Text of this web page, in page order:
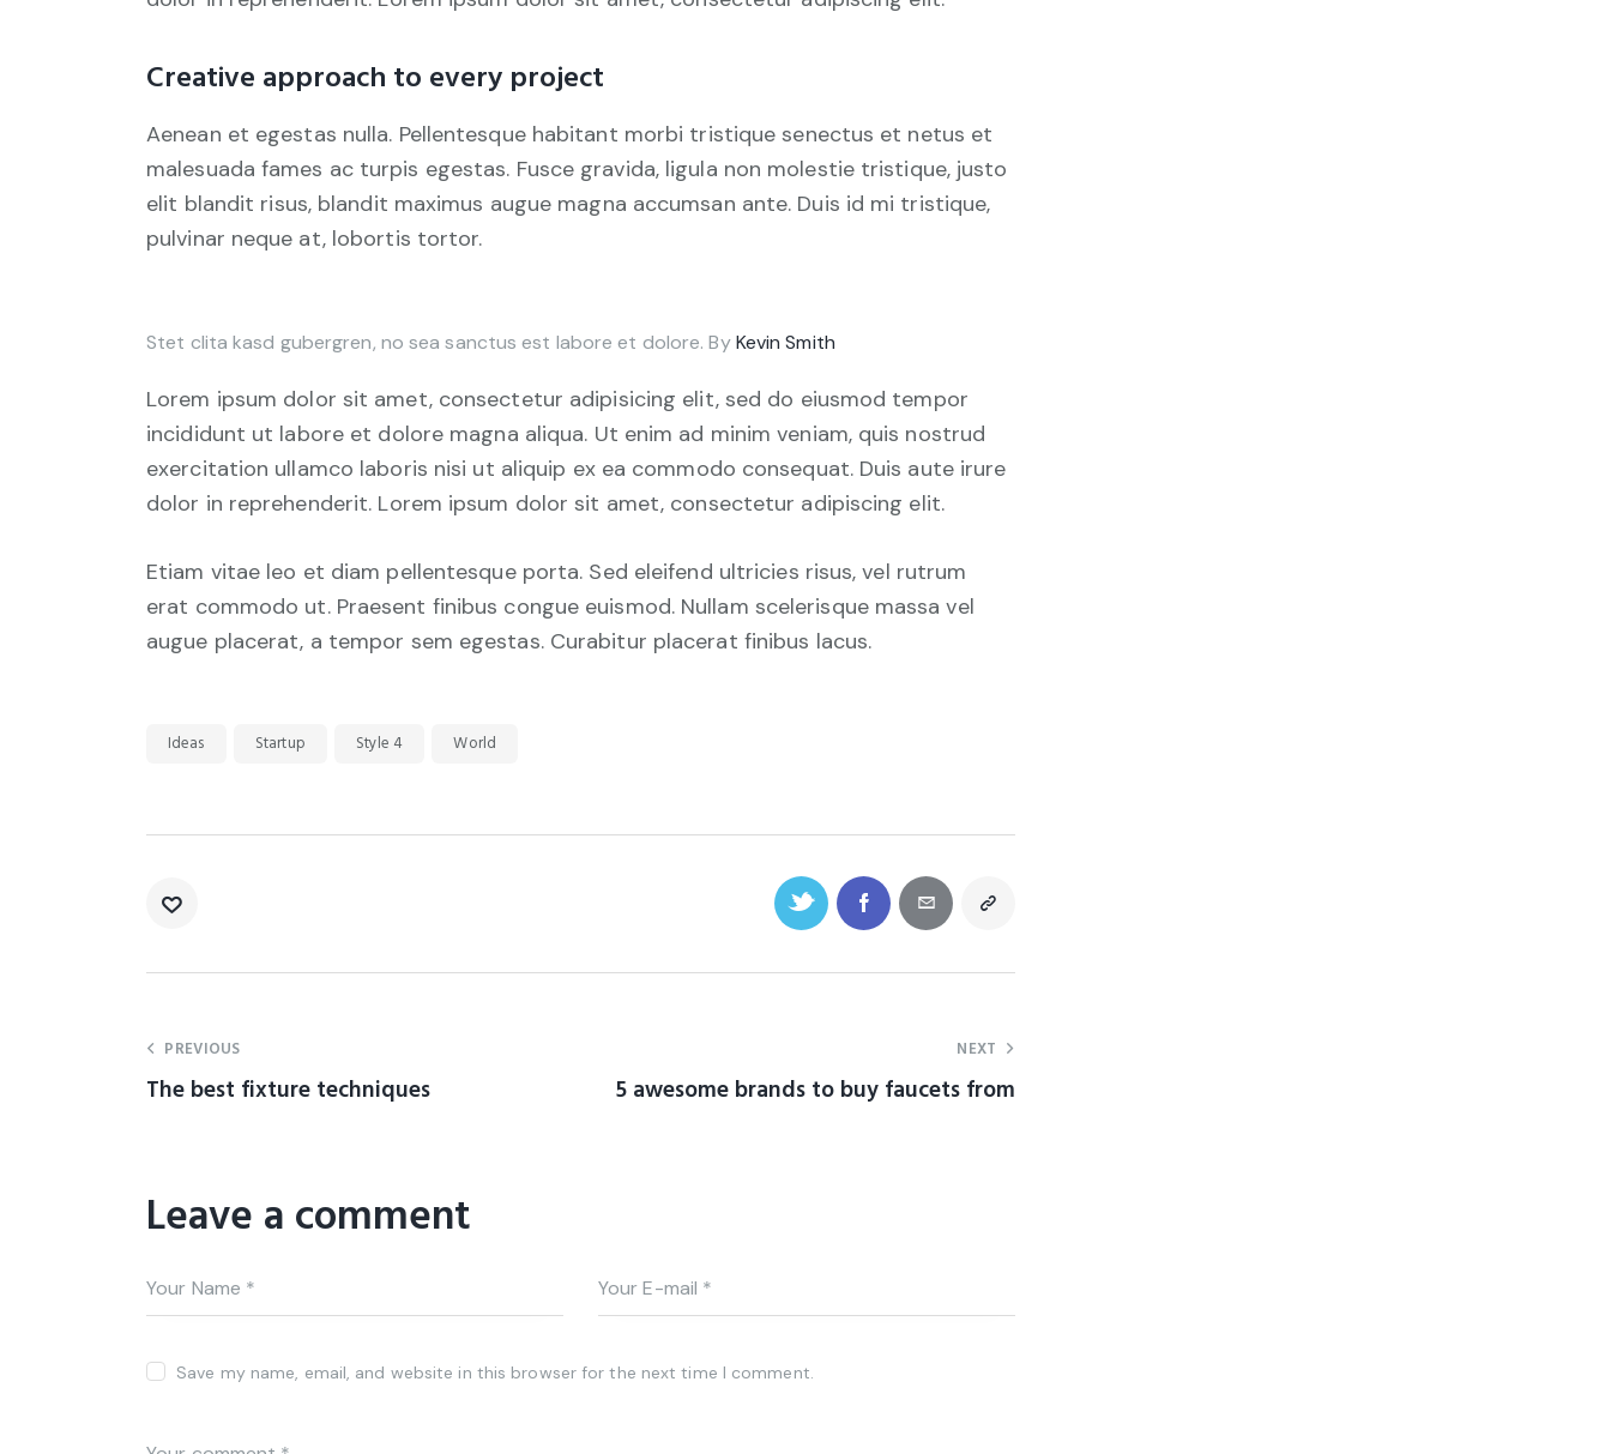
Creative approach to every project
Aenean et egestas nulla. Pellentesque habitant morbi tristique senectus et netus et
malesuada fames ac turpis egestas. Fusce gravida, ligula non molestie tristique, justo
elit blandit risus, blandit maximus augue magna accumsan ante. Duis id mi tristique,
pulvinar neque at, lobortis tortor.
Stet clita kasd gubergren, no sea sanctus est labore et dolore. ByKevin Smith
Lorem ipsum dolor sit amet, consectetur adipisicing elit, sed do eiusmod tempor
incididunt ut labore et dolore magna aliqua. Ut enim ad minim veniam, quis nostrud
exercitation ullamco laboris nisi ut aliquip ex ea commodo consequat. Duis aute irure
dolor in reprehenderit. Lorem ipsum dolor sit amet, consectetur adipiscing elit.
Etiam vitae leo et diam pellentesque porta. Sed eleifend ultricies risus, vel rutrum
erat commodo ut. Praesent finibus congue euismod. Nullam scelerisque massa vel
augue placerat, a tempor sem egestas. Curabitur placerat finibus lacus.
Ideas Startup Style 4 World
PREVIOUS
The best fixture techniques
NEXT
5 awesome brands to buy faucets from
Leave a comment
Save my name, email, and website in this browser for the next time I comment.